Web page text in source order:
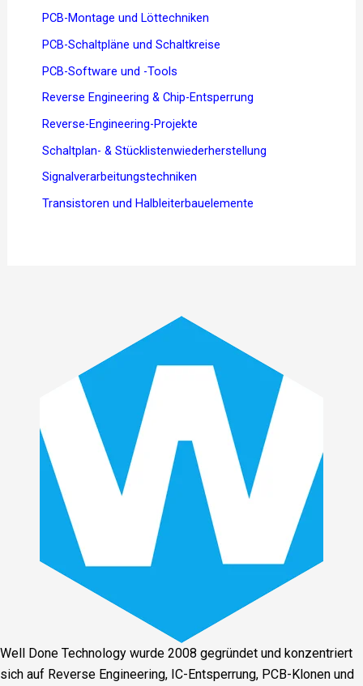
PCB-Montage und Löttechniken
PCB-Schaltpläne und Schaltkreise
PCB-Software und -Tools
Reverse Engineering & Chip-Entsperrung
Reverse-Engineering-Projekte
Schaltplan- & Stücklistenwiederherstellung
Signalverarbeitungstechniken
Transistoren und Halbleiterbauelemente
Well Done Technology wurde 2008 gegründet und konzentriert
sich auf Reverse Engineering, IC-Entsperrung, PCB-Klonen und